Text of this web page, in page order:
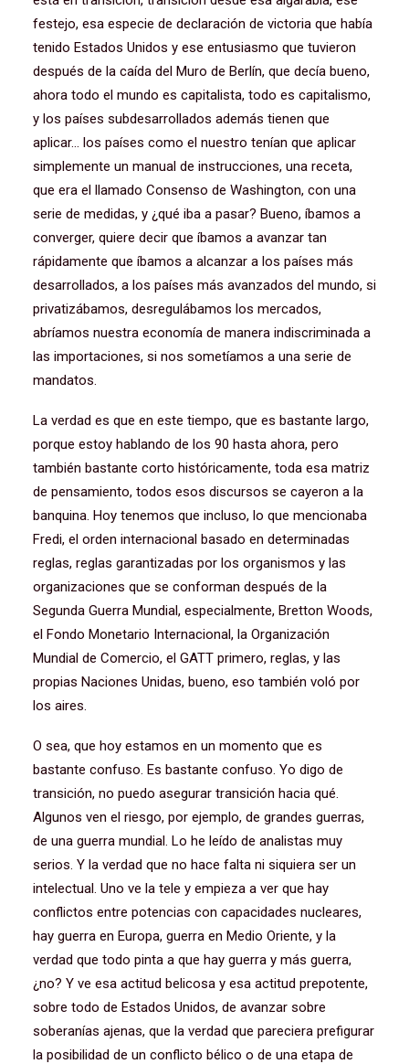
festejo, esa especie de declaración de victoria que había
tenido Estados Unidos y ese entusiasmo que tuvieron
después de la caída del Muro de Berlín, que decía bueno,
ahora todo el mundo es capitalista, todo es capitalismo,
y los países subdesarrollados además tienen que
aplicar… los países como el nuestro tenían que aplicar
simplemente un manual de instrucciones, una receta,
que era el llamado Consenso de Washington, con una
serie de medidas, y ¿qué iba a pasar? Bueno, íbamos a
converger, quiere decir que íbamos a avanzar tan
rápidamente que íbamos a alcanzar a los países más
desarrollados, a los países más avanzados del mundo, si
privatizábamos, desregulábamos los mercados,
abríamos nuestra economía de manera indiscriminada a
las importaciones, si nos sometíamos a una serie de
mandatos.
La verdad es que en este tiempo, que es bastante largo,
porque estoy hablando de los 90 hasta ahora, pero
también bastante corto históricamente, toda esa matriz
de pensamiento, todos esos discursos se cayeron a la
banquina. Hoy tenemos que incluso, lo que mencionaba
Fredi, el orden internacional basado en determinadas
reglas, reglas garantizadas por los organismos y las
organizaciones que se conforman después de la
Segunda Guerra Mundial, especialmente, Bretton Woods,
el Fondo Monetario Internacional, la Organización
Mundial de Comercio, el GATT primero, reglas, y las
propias Naciones Unidas, bueno, eso también voló por
los aires.
O sea, que hoy estamos en un momento que es
bastante confuso. Es bastante confuso. Yo digo de
transición, no puedo asegurar transición hacia qué.
Algunos ven el riesgo, por ejemplo, de grandes guerras,
de una guerra mundial. Lo he leído de analistas muy
serios. Y la verdad que no hace falta ni siquiera ser un
intelectual. Uno ve la tele y empieza a ver que hay
conflictos entre potencias con capacidades nucleares,
hay guerra en Europa, guerra en Medio Oriente, y la
verdad que todo pinta a que hay guerra y más guerra,
¿no? Y ve esa actitud belicosa y esa actitud prepotente,
sobre todo de Estados Unidos, de avanzar sobre
soberanías ajenas, que la verdad que pareciera prefigurar
la posibilidad de un conflicto bélico o de una etapa de